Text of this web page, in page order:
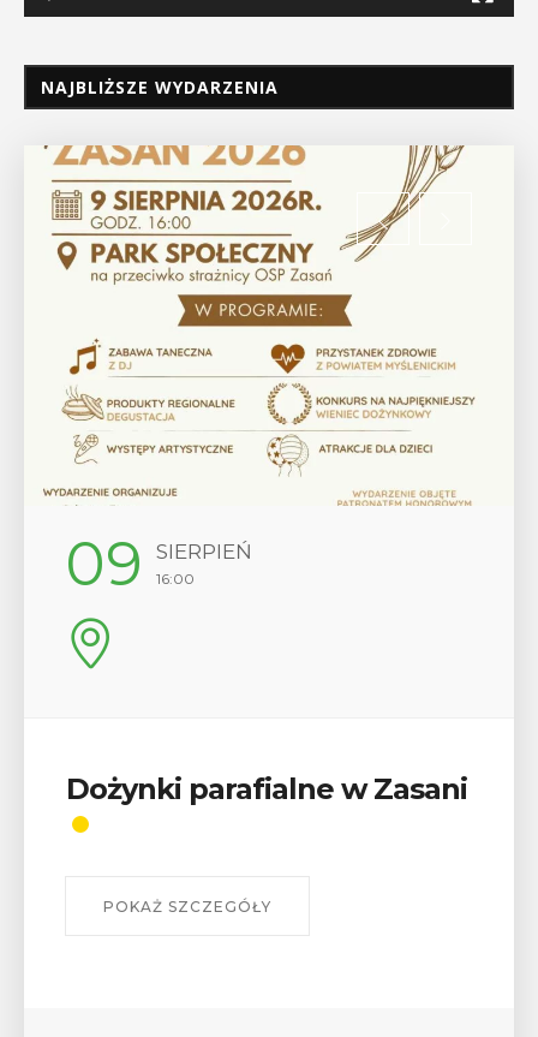
NAJBLIŻSZE WYDARZENIA
09 SIERPIEŃ
16:00
Dożynki parafialne w Zasani
POKAŻ SZCZEGÓŁY